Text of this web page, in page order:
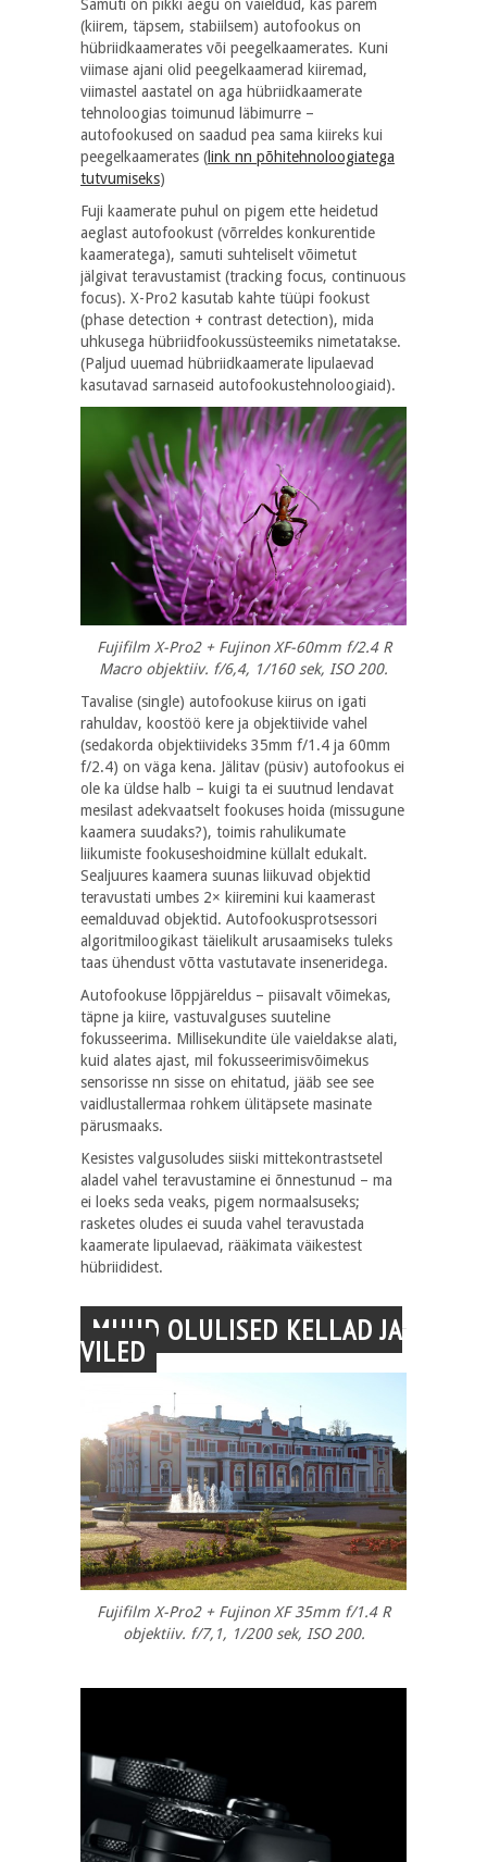
Samuti on pikki aegu on vaieldud, kas parem
(kiirem, täpsem, stabiilsem) autofookus on
hübriidkaamerates või peegelkaamerates. Kuni
viimase ajani olid peegelkaamerad kiiremad,
viimastel aastatel on aga hübriidkaamerate
tehnoloogias toimunud läbimurre –
autofookused on saadud pea sama kiireks kui
peegelkaamerates (link nn põhitehnoloogiatega
tutvumiseks)
Fuji kaamerate puhul on pigem ette heidetud
aeglast autofookust (võrreldes konkurentide
kaameratega), samuti suhteliselt võimetut
jälgivat teravustamist (tracking focus, continuous
focus). X-Pro2 kasutab kahte tüüpi fookust
(phase detection + contrast detection), mida
uhkusega hübriidfookussüsteemiks nimetatakse.
(Paljud uuemad hübriidkaamerate lipulaevad
kasutavad sarnaseid autofookustehnoloogiaid).
Fujifilm X-Pro2 + Fujinon XF-60mm f/2.4 R
Macro objektiiv. f/6,4, 1/160 sek, ISO 200.
Tavalise (single) autofookuse kiirus on igati
rahuldav, koostöö kere ja objektiivide vahel
(sedakorda objektiivideks 35mm f/1.4 ja 60mm
f/2.4) on väga kena. Jälitav (püsiv) autofookus ei
ole ka üldse halb – kuigi ta ei suutnud lendavat
mesilast adekvaatselt fookuses hoida (missugune
kaamera suudaks?), toimis rahulikumate
liikumiste fookuseshoidmine küllalt edukalt.
Sealjuures kaamera suunas liikuvad objektid
teravustati umbes 2× kiiremini kui kaamerast
eemalduvad objektid. Autofookusprotsessori
algoritmiloogikast täielikult arusaamiseks tuleks
taas ühendust võtta vastutavate inseneridega.
Autofookuse lõppjäreldus – piisavalt võimekas,
täpne ja kiire, vastuvalguses suuteline
fokusseerima. Millisekundite üle vaieldakse alati,
kuid alates ajast, mil fokusseerimisvõimekus
sensorisse nn sisse on ehitatud, jääb see see
vaidlustallermaa rohkem ülitäpsete masinate
pärusmaaks.
Kesistes valgusoludes siiski mittekontrastsetel
aladel vahel teravustamine ei õnnestunud – ma
ei loeks seda veaks, pigem normaalsuseks;
rasketes oludes ei suuda vahel teravustada
kaamerate lipulaevad, rääkimata väikestest
hübriididest.
MUUD OLULISED KELLAD JA
VILED
Fujifilm X-Pro2 + Fujinon XF 35mm f/1.4 R
objektiiv. f/7,1, 1/200 sek, ISO 200.